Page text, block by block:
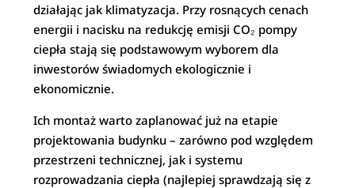
działając jak klimatyzacja. Przy rosnących cenach
energii i nacisku na redukcję emisji CO₂ pompy
ciepła stają się podstawowym wyborem dla
inwestorów świadomych ekologicznie i
ekonomicznie.
Ich montaż warto zaplanować już na etapie
projektowania budynku – zarówno pod względem
przestrzeni technicznej, jak i systemu
rozprowadzania ciepła (najlepiej sprawdzają się z